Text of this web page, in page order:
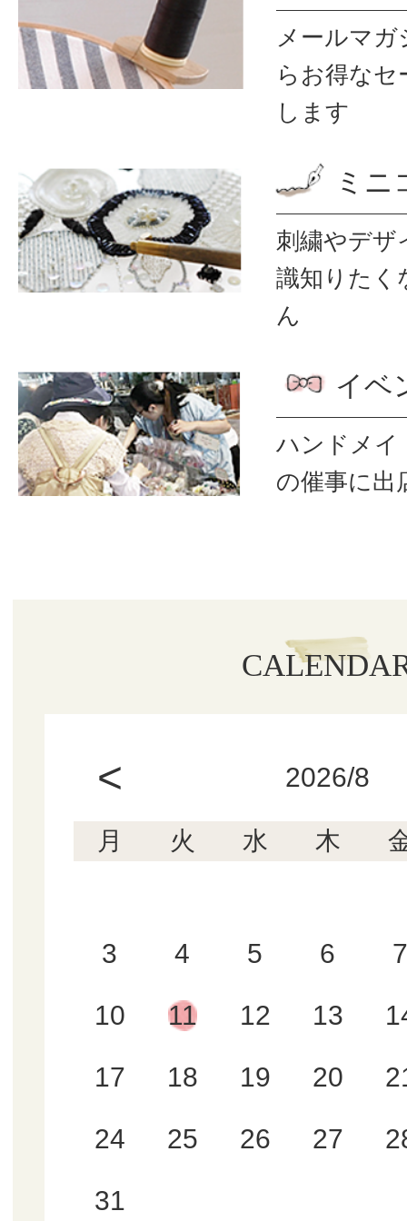
メールマ
ら お得なセ
します
ミニ
刺繍やデザ
識知りたく
ん
イベ
ハンドメイ
の催事に出
< 2026/8
月 火 水 木
3 4 5 6 7
10 11 12 13
17 18 19 20
24 25 26 27
31